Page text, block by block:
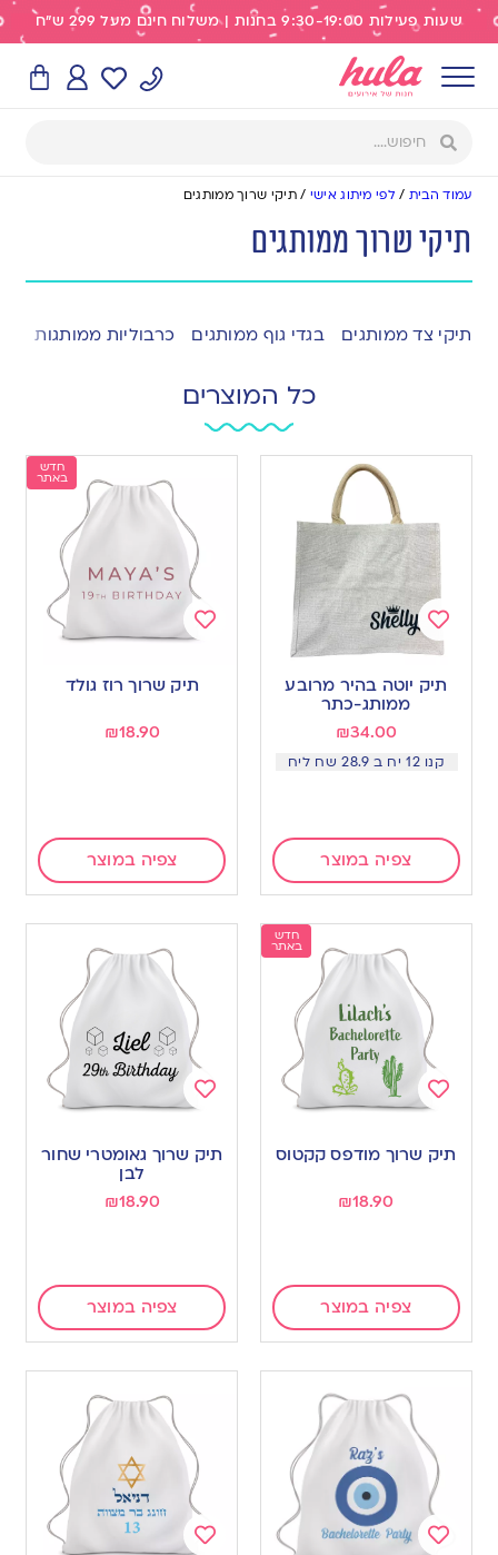
שעות פעילות 9:30-19:00 בחנות | משלוח חינם מעל 299 ש"ח
עמוד הבית / לפי מיתוג אישי /תיקי שרוך ממותגים
תיקי שרוך ממותגים
תיקי צד ממותגים בגדי גוף ממותגים כרבוליות ממותגות
כל המוצרים
Add
to
wishlist
תיק יוטה בהיר מרובע
ממותג-כתר
₪34.00
קנו 12 יח ב 28.9 שח ליח
צפיה במוצר
חדש
באתר
wishlist
תיק שרוך רוז גולד
₪18.90
צפיה במוצר
חדש
באתר
to
wishlist
תיק שרוך מודפס קקטוס
₪18.90
צפיה במוצר
to
wishlist
תיק שרוך גאומטרי שחור
לבן
₪18.90
צפיה במוצר